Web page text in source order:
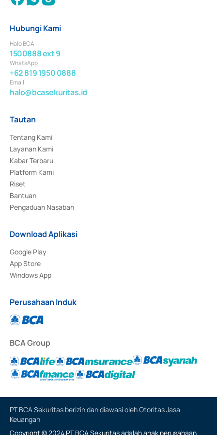
Hubungi Kami
Halo BCA
1500888 ext 9
WhatsApp
+62 819 1950 0888
Email
halo@bcasekuritas.id
Tautan
Tentang Kami
Layanan Kami
Kabar Terbaru
Platform Kami
Riset
Bantuan
Pengaduan Nasabah
Download Aplikasi
Google Play
App Store
Windows App
Perusahaan Induk
BCA Group
PT BCA Sekuritas berizin dan diawasi oleh Otoritas Jasa
Keuangan
Copyright © 2024 PT BCA Sekuritas adalah anak perusahaan